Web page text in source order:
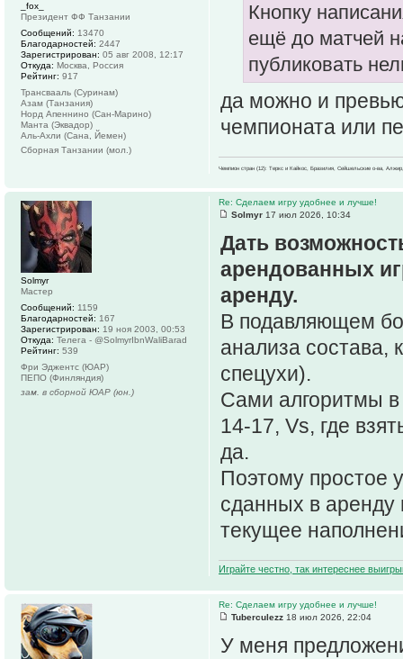
Кнопку
ещё до матчей
публиковать
да можно и
чемпионата или
Чемпион стран (12): Теркс и Кайкос, Бразилия, Сейшельские о-ва,
_fox_
Президент ФФ Танзании
Сообщений: 13470
Благодарностей: 2447
Зарегистрирован: 05 авг 2008, 12:17
Откуда: Москва, Россия
Рейтинг: 917
Трансвааль (Суринам)
Азам (Танзания)
Норд Апеннино (Сан-Марино)
Манта (Эквадор)
Аль-Ахли (Сана, Йемен)
Сборная Танзании (мол.)
Re: Сделаем игру удобнее и лучше!
Solmyr 17 июл 2026, 10:34
Дать
арендованных
аренду.
В подавляющем
анализа состава,
спецухи).
Сами алгоритмы в
14-17, Vs, где
да.
Поэтому простое
сданных в аренду
текущее
Играйте честно, так интереснее
Solmyr
Мастер
Сообщений: 1159
Благодарностей: 167
Зарегистрирован: 19 ноя 2003, 00:53
Откуда: Телега - @SolmyrIbnWaliBarad
Рейтинг: 539
Фри Эджентс (ЮАР)
ПЕПО (Финляндия)
зам. в сборной ЮАР (юн.)
Re: Сделаем игру удобнее и лучше!
Tuberculezz 18 июл 2026, 22:04
У меня